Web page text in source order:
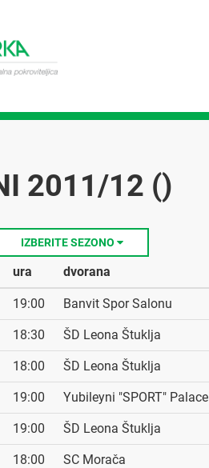
2011/12 ()
IZBERITE SEZONO
ura dvorana
19:00 Banvit Spor Salonu
18:30 ŠD Leona Štuklja
18:00 ŠD Leona Štuklja
19:00 Yubileyni "SPORT" Palace
19:00 ŠD Leona Štuklja
18:00 SC Morača